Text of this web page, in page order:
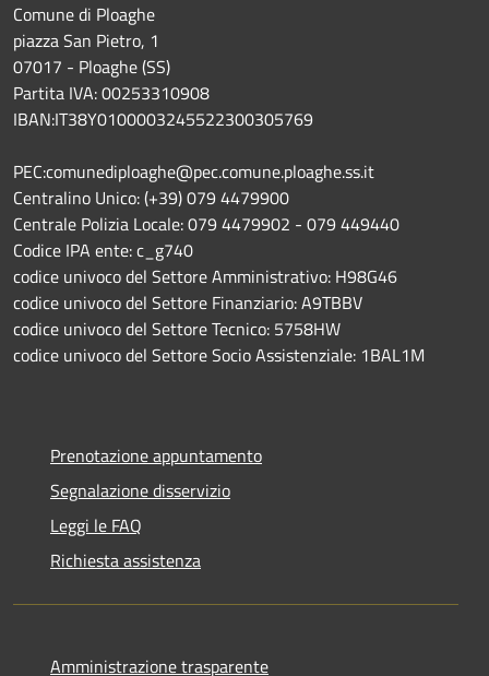
Comune di Ploaghe
piazza San Pietro, 1
07017 - Ploaghe (SS)
Partita IVA: 00253310908
IBAN:IT38Y0100003245522300305769
PEC:comunediploaghe@pec.comune.ploaghe.ss.it
Centralino Unico: (+39) 079 4479900
Centrale Polizia Locale: 079 4479902 - 079 449440
Codice IPA ente: c_g740
codice univoco del Settore Amministrativo: H98G46
codice univoco del Settore Finanziario: A9TBBV
codice univoco del Settore Tecnico: 5758HW
codice univoco del Settore Socio Assistenziale: 1BAL1M
Prenotazione appuntamento
Segnalazione disservizio
Leggi le FAQ
Richiesta assistenza
Amministrazione trasparente